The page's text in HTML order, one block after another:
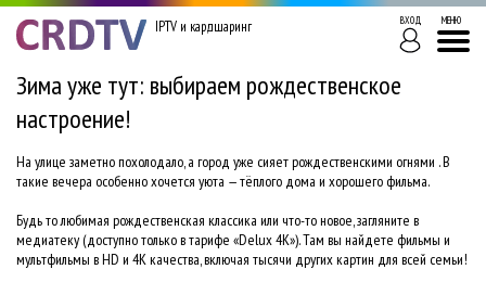
IPTV и кардшаринг ВХОД МЕНЮ
Зима уже тут: выбираем рождественское
настроение!
На улице заметно похолодало, а город уже сияет рождественскими огнями . В
такие вечера особенно хочется уюта — тёплого дома и хорошего фильма.
Будь то любимая рождественская классика или что-то новое, загляните в
медиатеку (доступно только в тарифе «Delux 4K»). Там вы найдете фильмы и
мультфильмы в HD и 4K качества, включая тысячи других картин для всей семьи!